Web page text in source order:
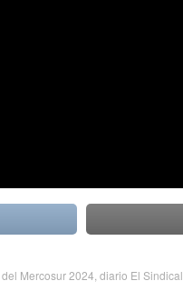
Mercosur 2024 diario El Sindical